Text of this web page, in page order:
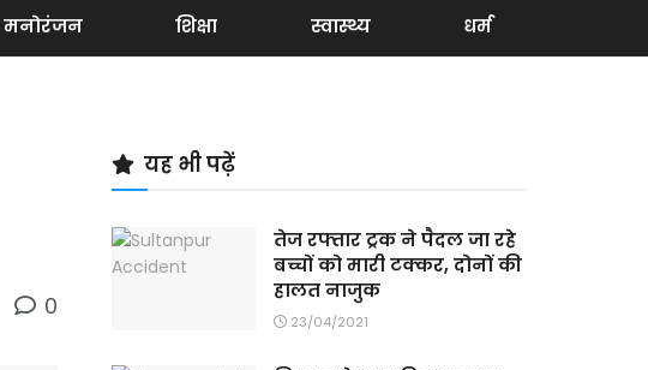
मनोरंजन शिक्षा स्वास्थ्य धर्म
0
यह भी पढ़ें
तेज रफ्तार ट्रक ने पैदल जा रहे
बच्चों को मारी टक्कर, दोनों की
हालत नाजुक
23/04/2021